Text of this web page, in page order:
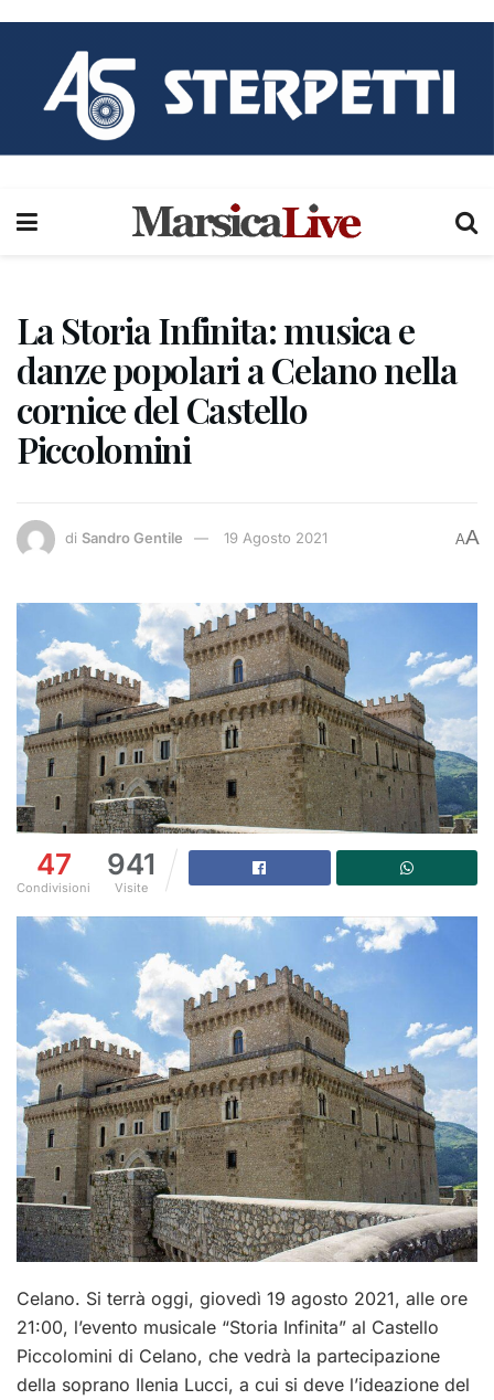
La Storia Infinita: musica e
danze popolari a Celano nella
cornice del Castello
Piccolomini
di Sandro Gentile 19 Agosto 2021 AA
47
Condivisioni
941
Visite
Celano. Si terrà oggi, giovedì 19 agosto 2021, alle ore
21:00, l’evento musicale “Storia Infinita” al Castello
Piccolomini di Celano, che vedrà la partecipazione
della soprano Ilenia Lucci, a cui si deve l’ideazione del